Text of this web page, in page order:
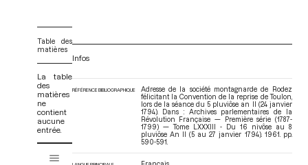
Table des
matières
La table
des
matières
ne
contient
aucune
entrée.
Infos
RÉFÉRENCE BIBLIOGRAPHIQUE
Adresse de la société montagnarde de Rodez
félicitant la Convention de la reprise de Toulon,
lors de la séance du 5 pluviôse an II (24 janvier
1794). Dans : Archives parlementaires de la
Révolution Française — Première série (1787-
1799) — Tome LXXXIII - Du 16 nivôse au 8
pluviôse An II (5 au 27 janvier 1794). 1961. pp.
590-591.